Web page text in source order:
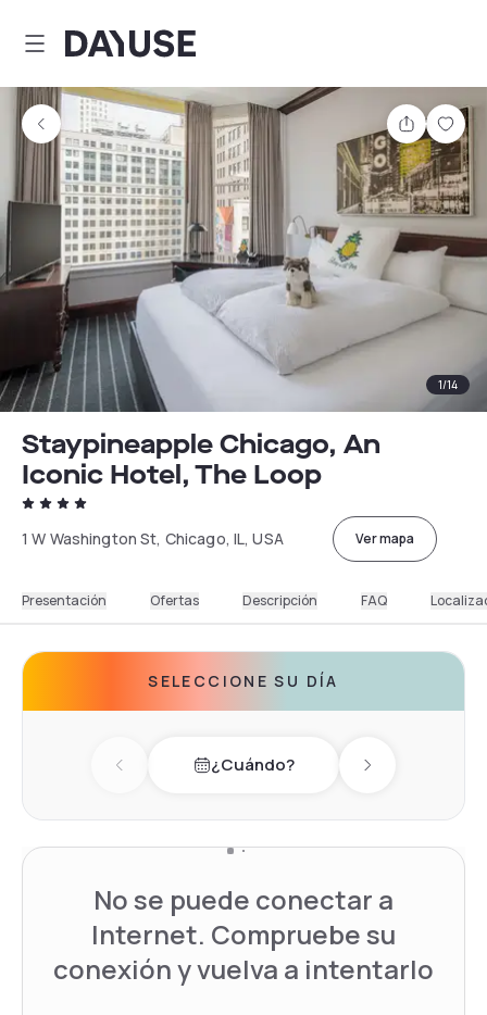
Dayuse
1/14
Staypineapple Chicago, An
Iconic Hotel, The Loop
1 W Washington St, Chicago, IL, USA Ver mapa
Presentación Ofertas Descripción FAQ
SELECCIONE SU DÍA
Previous day¿Cuándo? Next day
No se puede conectar a
Internet. Compruebe su
conexión y vuelva a intentarlo